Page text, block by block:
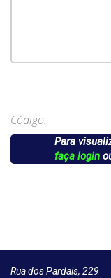
Código:
Para
faça login
Rua dos Pardais, 229